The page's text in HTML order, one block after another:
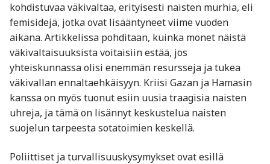
kohdistuvaa väkivaltaa, erityisesti naisten murhia, eli
femisidejä, jotka ovat lisääntyneet viime vuoden
aikana. Artikkelissa pohditaan, kuinka monet näistä
väkivaltaisuuksista voitaisiin estää, jos
yhteiskunnassa olisi enemmän resursseja ja tukea
väkivallan ennaltaehkäisyyn. Kriisi Gazan ja Hamasin
kanssa on myös tuonut esiin uusia traagisia naisten
uhreja, ja tämä on lisännyt keskustelua naisten
suojelun tarpeesta sotatoimien keskellä​.
Poliittiset ja turvallisuuskysymykset ovat esillä